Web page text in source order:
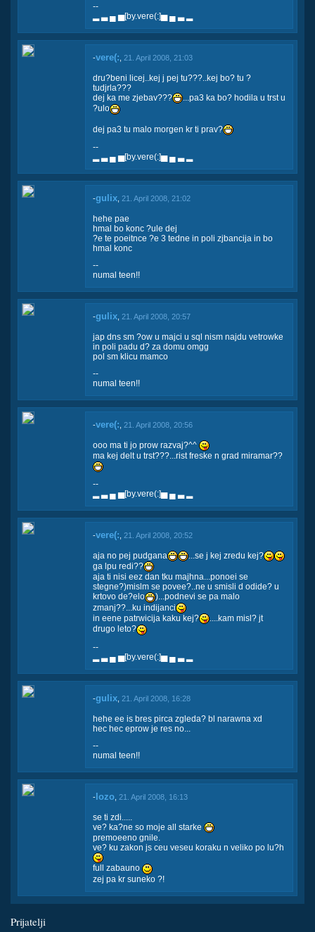
--
▂ ▃ ▄ ▅[by.vere(:]▅ ▄ ▃ ▂
-vere(: 21. April 2008, 21:03
dru?beni licej..kej j pej tu???..kej bo? tu ?
tudjrla???
dej ka me zjebav???
...pa3 ka bo? hodila u trst u
?ulo
dej pa3 tu malo morgen kr ti prav?
--
▂ ▃ ▄ ▅[by.vere(:]▅ ▄ ▃ ▂
-gulix 21. April 2008, 21:02
hehe pae
hmal bo konc ?ule dej
?e te poeitnce ?e 3 tedne in poli zjbancija in bo
hmal konc
--
numal teen!!
-gulix 21. April 2008, 20:57
jap dns sm ?ow u majci u sql nism najdu vetrowke
in poli padu d? za domu omgg
pol sm klicu mamco
--
numal teen!!
-vere(: 21. April 2008, 20:56
ooo ma ti jo prow razvaj?^^
ma kej delt u trst???...rist freske n grad miramar??
--
▂ ▃ ▄ ▅[by.vere(:]▅ ▄ ▃ ▂
-vere(: 21. April 2008, 20:52
aja no pej pudgana
...se j kej zredu kej?
ga lpu redi??
aja ti nisi eez dan tku majhna...ponoei se
stegne?)mislm se povee?..ne u smisli d odide? u
krtovo de?elo
)...podnevi se pa malo
zmanj??...ku indijanci
in eene patrwicija kaku kej?
....kam misl? jt
drugo leto?
--
▂ ▃ ▄ ▅[by.vere(:]▅ ▄ ▃ ▂
-gulix 21. April 2008, 16:28
hehe ee is bres pirca zgleda? bl narawna xd
hec hec eprow je res no...
--
numal teen!!
-lozo 21. April 2008, 16:13
se ti zdi.....
ve? ka?ne so moje all starke
premoeeno gnile.
ve? ku zakon js ceu veseu koraku n veliko po lu?h
full zabauno
zej pa kr suneko ?!
Prijatelji